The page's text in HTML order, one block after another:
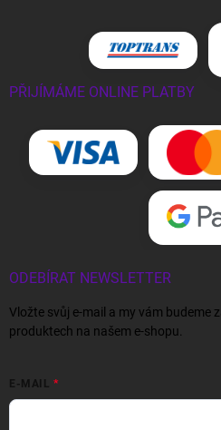
PŘIJÍMÁME ONLINE PLATBY
ODEBÍRAT NEWSLETTER
Vložte svůj e-mail a my vám budeme
produktech na našem e-shopu.
E-MAIL